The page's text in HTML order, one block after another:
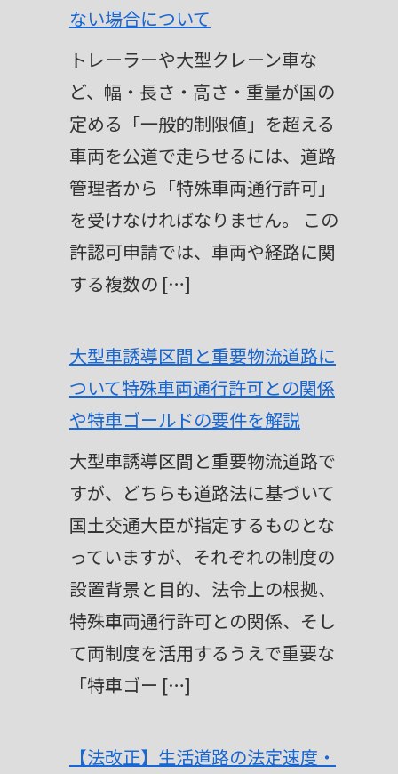
ない場合について
トレーラーや大型クレーン車な
ど、幅・長さ・高さ・重量が国の
定める「一般的制限値」を超える
車両を公道で走らせるには、道路
管理者から「特殊車両通行許可」
を受けなければなりません。 この
許認可申請では、車両や経路に関
する複数の […]
大型車誘導区間と重要物流道路に
ついて特殊車両通行許可との関係
や特車ゴールドの要件を解説
大型車誘導区間と重要物流道路で
すが、どちらも道路法に基づいて
国土交通大臣が指定するものとな
っていますが、それぞれの制度の
設置背景と目的、法令上の根拠、
特殊車両通行許可との関係、そし
て両制度を活用するうえで重要な
「特車ゴー […]
【法改正】生活道路の法定速度・